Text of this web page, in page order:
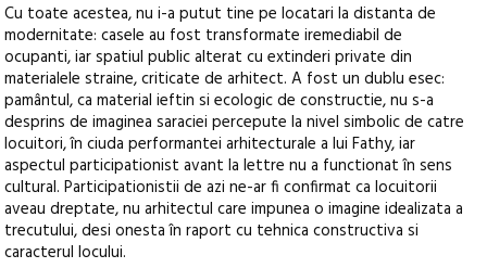
Cu toate acestea, nu i-a putut tine pe locatari la distanta de
modernitate: casele au fost transformate iremediabil de
ocupanti, iar spatiul public alterat cu extinderi private din
materialele straine, criticate de arhitect. A fost un dublu esec:
pamântul, ca material ieftin si ecologic de constructie, nu s-a
desprins de imaginea saraciei percepute la nivel simbolic de catre
locuitori, în ciuda performantei arhitecturale a lui Fathy, iar
aspectul participationist avant la lettre nu a functionat în sens
cultural. Participationistii de azi ne-ar fi confirmat ca locuitorii
aveau dreptate, nu arhitectul care impunea o imagine idealizata a
trecutului, desi onesta în raport cu tehnica constructiva si
caracterul locului.